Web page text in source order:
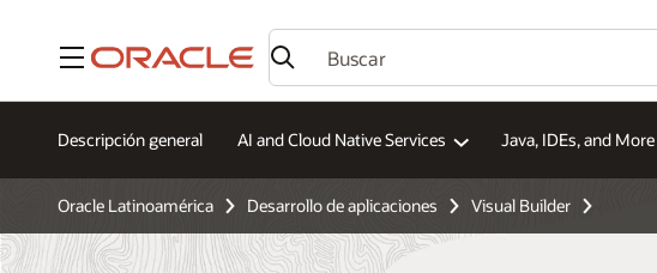
Menú
Descripción general AI and Cloud Native Services Java, IDEs, and More
Oracle Latinoamérica Desarrollo de aplicaciones Visual Builder